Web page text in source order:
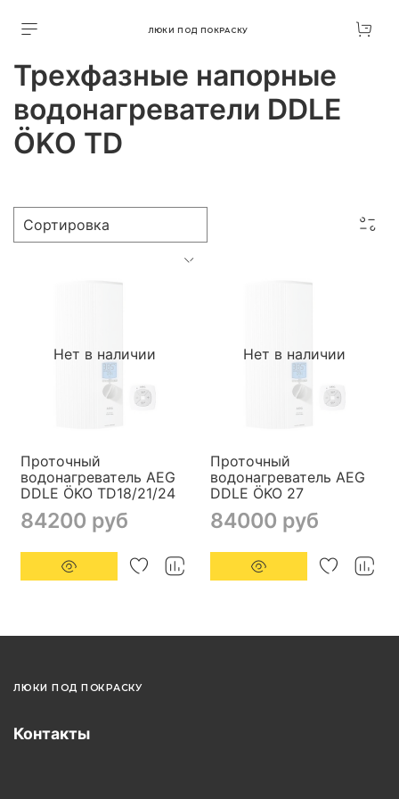
ЛЮКИ ПОД ПОКРАСКУ
Трехфазные напорные
водонагреватели DDLE
ÖKO TD
Нет в наличии
Проточный
водонагреватель AEG
DDLE ÖKO TD18/21/24
84200 руб
Нет в наличии
Проточный
водонагреватель AEG
DDLE ÖKO 27
84000 руб
ЛЮКИ ПОД ПОКРАСКУ
Контакты